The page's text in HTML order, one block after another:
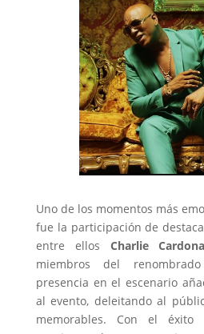
Uno de los momentos más
fue la participación de
entre ellos Charlie
miembros del
presencia en el escenario
al evento, deleitando al
memorables. Con el